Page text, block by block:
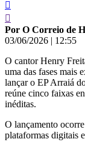
Por O Correio de
03/06/2026 | 12:55
O cantor Henry
uma das fases mais
lançar o EP Arraiá
reúne cinco faixas
inéditas.
O lançamento
plataformas digitais